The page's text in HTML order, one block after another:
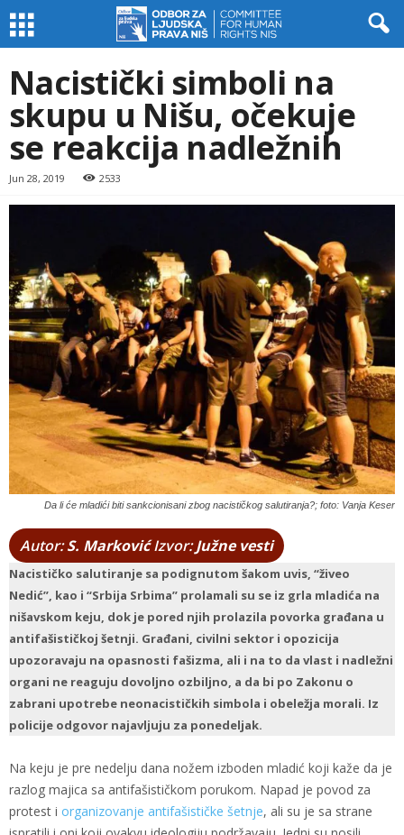
Nacistički simboli na
skupu u Nišu, očekuje
se reakcija nadležnih
Jun 28, 2019 2533
Da li će mladići biti sankcionisani zbog nacističkog salutiranja?; foto: Vanja Keser
Autor:S. MarkovićIzvor:Južne vesti
Nacističko salutiranje sa podignutom šakom uvis, “živeo
Nedić”, kao i “Srbija Srbima” prolamali su se iz grla mladića na
nišavskom keju, dok je pored njih prolazila povorka građana u
antifašističkoj šetnji. Građani, civilni sektor i opozicija
upozoravaju na opasnosti fašizma, ali i na to da vlast i nadležni
organi ne reaguju dovoljno ozbiljno, a da bi po Zakonu o
zabrani upotrebe neonacističkih simbola i obeležja morali. Iz
policije odgovor najavljuju za ponedeljak.
Na keju je pre nedelju dana nožem izboden mladić koji kaže da je
razlog majica sa antifašističkom porukom. Napad je povod za
protest i organizovanje antifašističke šetnje, ali su je sa strane